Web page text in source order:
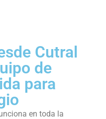
Cutral
de
para
en toda la